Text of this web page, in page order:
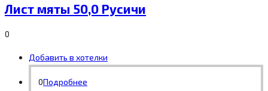
Лист мяты 50,0 Русичи
0
Добавить в хотелки
0Подробнее